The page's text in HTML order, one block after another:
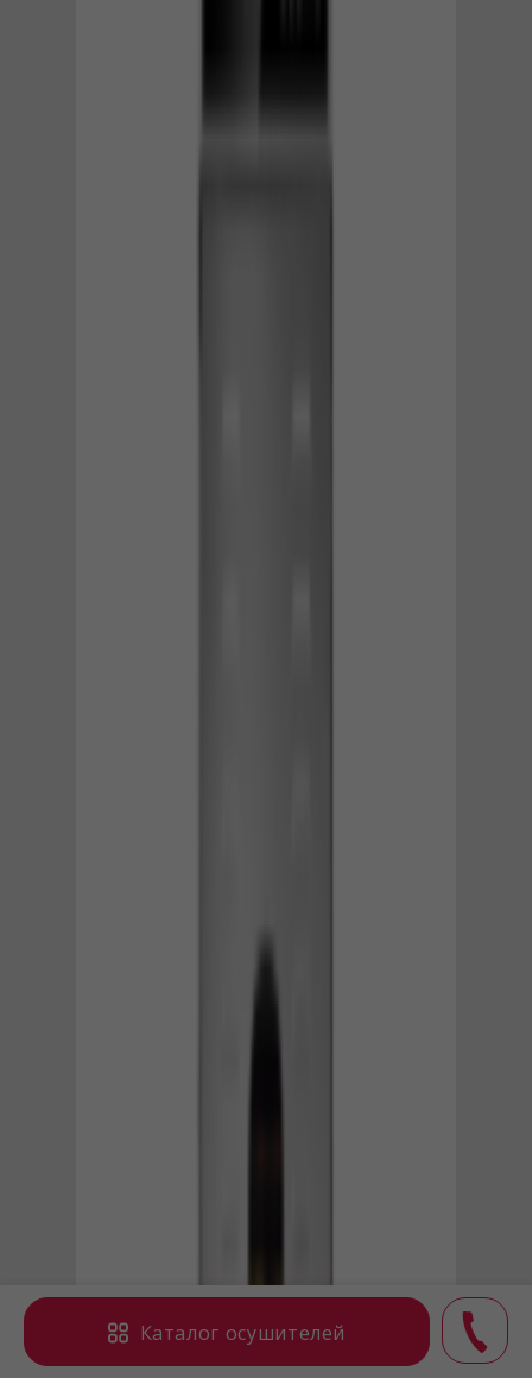
Каталог осушителей